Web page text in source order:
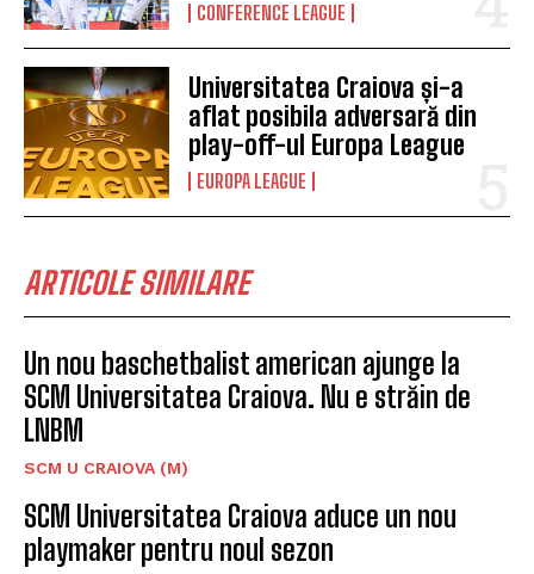
CONFERENCE LEAGUE
Universitatea Craiova și-a
aflat posibila adversară din
play-off-ul Europa League
EUROPA LEAGUE
ARTICOLE SIMILARE
Un nou baschetbalist american ajunge la
SCM Universitatea Craiova. Nu e străin de
LNBM
SCM U CRAIOVA (M)
SCM Universitatea Craiova aduce un nou
playmaker pentru noul sezon